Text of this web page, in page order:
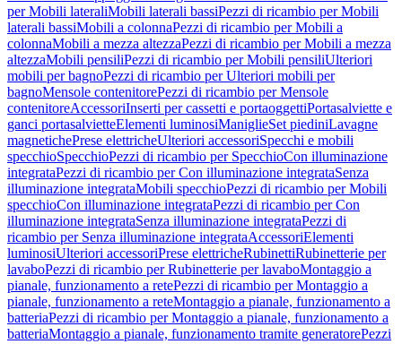
per Mobili lateraliMobili laterali bassiPezzi di ricambio per Mobili
laterali bassiMobili a colonnaPezzi di ricambio per Mobili a
colonnaMobili a mezza altezzaPezzi di ricambio per Mobili a mezza
altezzaMobili pensiliPezzi di ricambio per Mobili pensiliUlteriori
mobili per bagnoPezzi di ricambio per Ulteriori mobili per
bagnoMensole contenitorePezzi di ricambio per Mensole
contenitoreAccessoriInserti per cassetti e portaoggettiPortasalviette e
ganci portasalvietteElementi luminosiManiglieSet piediniLavagne
magnetichePrese elettricheUlteriori accessoriSpecchi e mobili
specchioSpecchioPezzi di ricambio per SpecchioCon illuminazione
integrataPezzi di ricambio per Con illuminazione integrataSenza
illuminazione integrataMobili specchioPezzi di ricambio per Mobili
specchioCon illuminazione integrataPezzi di ricambio per Con
illuminazione integrataSenza illuminazione integrataPezzi di
ricambio per Senza illuminazione integrataAccessoriElementi
luminosiUlteriori accessoriPrese elettricheRubinettiRubinetterie per
lavaboPezzi di ricambio per Rubinetterie per lavaboMontaggio a
pianale, funzionamento a retePezzi di ricambio per Montaggio a
pianale, funzionamento a reteMontaggio a pianale, funzionamento a
batteriaPezzi di ricambio per Montaggio a pianale, funzionamento a
batteriaMontaggio a pianale, funzionamento tramite generatorePezzi